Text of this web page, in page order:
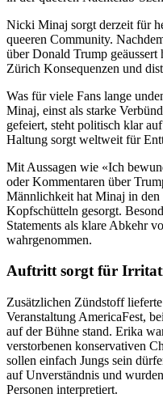
Nicki Minaj sorgt derzeit für
queeren Community.
über Donald Trump geäussert
Zürich Konsequenzen und
Was für viele Fans lange
Minaj, einst als starke
gefeiert, steht politisch klar
Haltung sorgt weltweit für
Mit Aussagen wie «Ich
oder Kommentaren über
Männlichkeit hat Minaj in den
Kopfschütteln gesorgt.
Statements als klare Abkehr
wahrgenommen.
Auftritt sorgt für
Zusätzlichen Zündstoff
Veranstaltung AmericaFest,
auf der Bühne stand. Erika
verstorbenen konservativen
sollen einfach Jungs sein
auf Unverständnis und
Personen interpretiert.